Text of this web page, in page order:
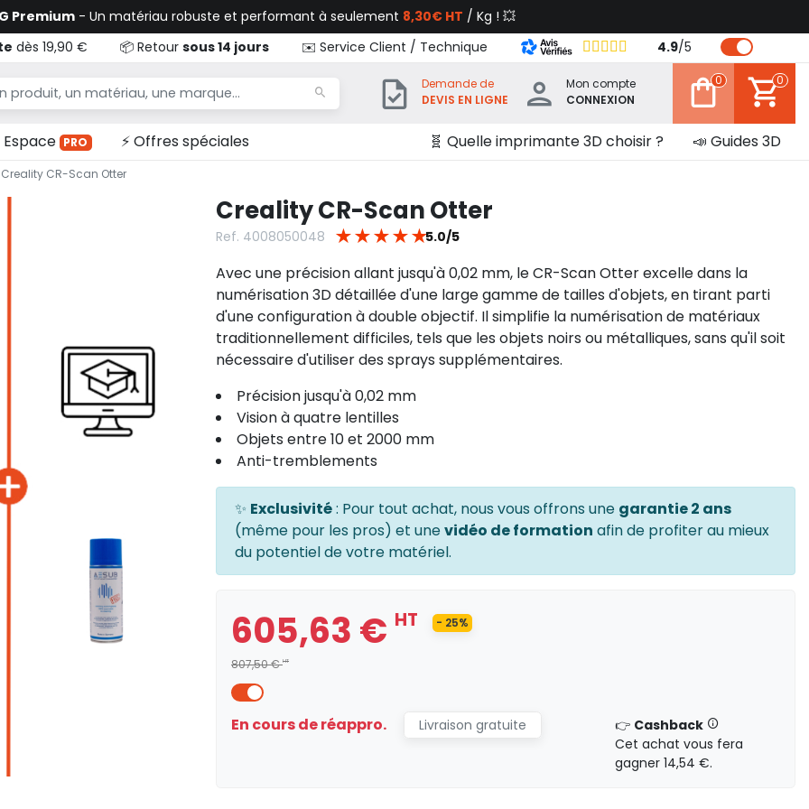
Premium - Un matériau robuste et performant à seulement 8,30€ HT / Kg ! 💥
dès 19,90 € 📦 Retour sous 14 jours ✉️ Service Client / Technique 4.9/5
Demande de
DEVIS EN LIGNE
Mon compte
CONNEXION
0 0
Espace PRO ⚡ Offres spéciales 🧬 Quelle imprimante 3D choisir ? 📣 Guides 3D
Creality CR-Scan Otter
Creality CR-Scan Otter
Ref. 4008050048 ★ ★ ★ ★ ★5.0/5
Avec une précision allant jusqu'à 0,02 mm, le CR-Scan Otter excelle dans la
numérisation 3D détaillée d'une large gamme de tailles d'objets, en tirant parti
d'une configuration à double objectif. Il simplifie la numérisation de matériaux
traditionnellement difficiles, tels que les objets noirs ou métalliques, sans qu'il soit
nécessaire d'utiliser des sprays supplémentaires.
Précision jusqu'à 0,02 mm
Vision à quatre lentilles
Objets entre 10 et 2000 mm
Anti-tremblements
✨ Exclusivité: Pour tout achat, nous vous offrons une garantie 2 ans
(même pour les pros) et unevidéo de formation afin de profiter au mieux
du potentiel de votre matériel.
605,63 € HT
807,50 €HT
- 25%
En cours de réappro. Livraison gratuite 👉 Cashback
Cet achat vous fera
gagner 14,54 €.